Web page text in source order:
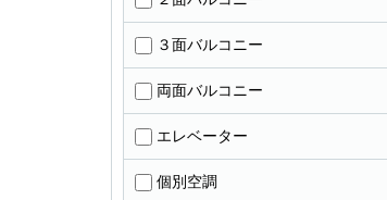
３面バルコニー
両面バルコニー
エレベーター
個別空調